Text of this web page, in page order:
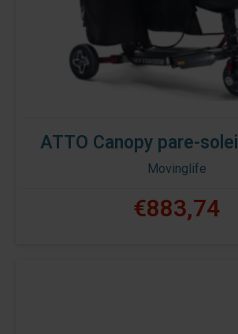
ATTO Canopy pare-
Movinglife
€883,74